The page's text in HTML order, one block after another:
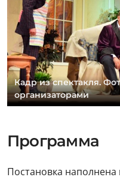
Кадр из спектакля.
организаторами
Программа
Постановка